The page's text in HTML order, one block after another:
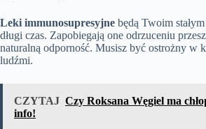
Leki immunosupresyjne będą Twoim
długi czas. Zapobiegają one odrzuceniu
naturalną odporność. Musisz być ostrożny w
ludźmi.
CZYTAJ Czy Roksana Węgiel ma
info!